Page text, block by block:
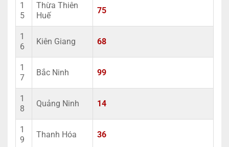
1
5
Thừa Thiên
Huế
75
1
6
Kiên Giang 68
1
7
Bắc Ninh 99
1
8
Quảng Ninh 14
1
9
Thanh Hóa 36